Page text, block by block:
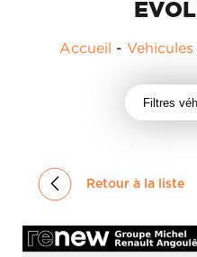
LIGIER
GROUPE
Accueil - Vehicules
Filtres
Retour à la liste